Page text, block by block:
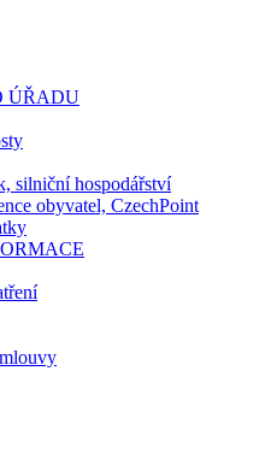
ÚŘADU
silniční hospodářství
obyvatel, CzechPoint